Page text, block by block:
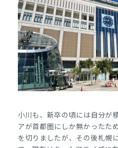
小川も、新卒の頃には自分が
アが首都圏にしか無かったた
を切りましたが、その後札幌